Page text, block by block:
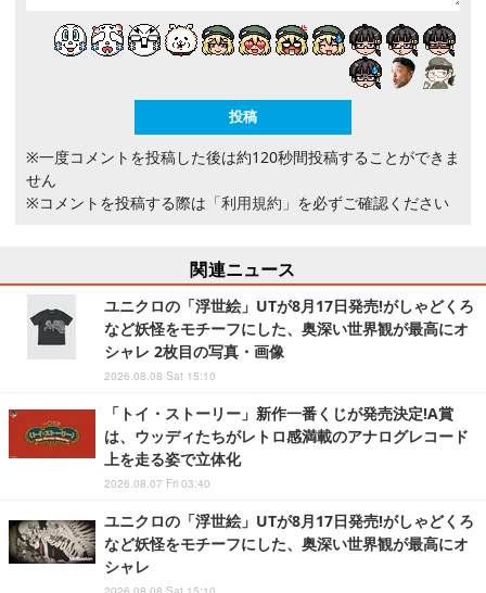
※一度コメントを投稿した後は約120秒間投稿することができま
せん
※コメントを投稿する際は 「利用規約」 を必ずご確認ください
関連ニュース
ユニクロの「浮世絵」UTが8月17日発売!がしゃどくろ
など妖怪をモチーフにした、奥深い世界観が最高にオ
シャレ 2枚目の写真・画像
2026.08.08 Sat 15:10
「トイ・ストーリー」新作一番くじが発売決定!A賞
は、ウッディたちがレトロ感満載のアナログレコード
上を走る姿で立体化
2026.08.07 Fri 03:40
ユニクロの「浮世絵」UTが8月17日発売!がしゃどくろ
など妖怪をモチーフにした、奥深い世界観が最高にオ
シャレ